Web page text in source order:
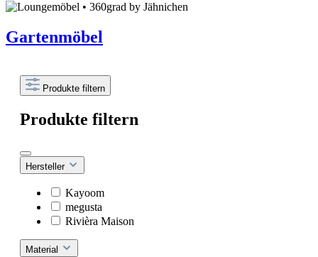
Gartenmöbel
Produkte filtern
Produkte filtern
Hersteller
Kayoom
megusta
Rivièra Maison
Material